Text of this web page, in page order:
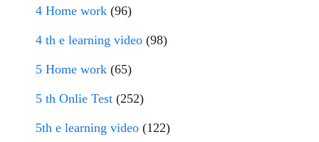
4 Home work (96)
4 th e learning video (98)
5 Home work (65)
5 th Onlie Test (252)
5th e learning video (122)